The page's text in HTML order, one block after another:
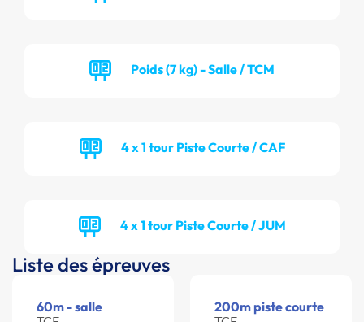
Poids (7 kg) - Salle / TCM
4 x 1 tour Piste Courte / CAF
4 x 1 tour Piste Courte / JUM
Liste des épreuves
60m - salle 200m piste courte